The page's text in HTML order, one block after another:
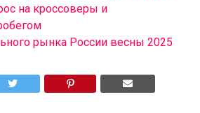
на кроссоверы и
рынка России весны 2025